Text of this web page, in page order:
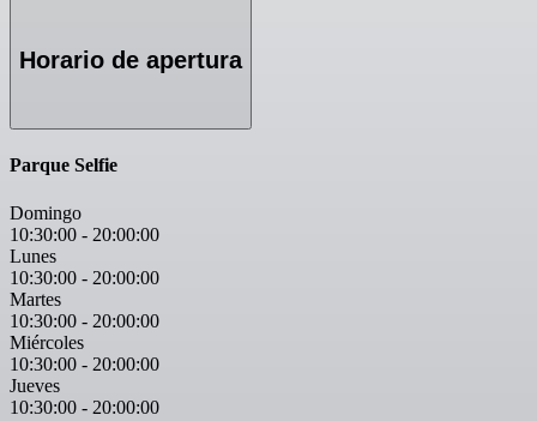
Horario de apertura
Parque Selfie
Domingo
10:30:00 - 20:00:00
Lunes
10:30:00 - 20:00:00
Martes
10:30:00 - 20:00:00
Miércoles
10:30:00 - 20:00:00
Jueves
10:30:00 - 20:00:00